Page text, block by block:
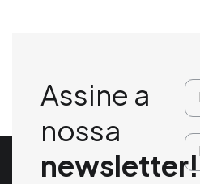
Assine a
nossa
newsletter!